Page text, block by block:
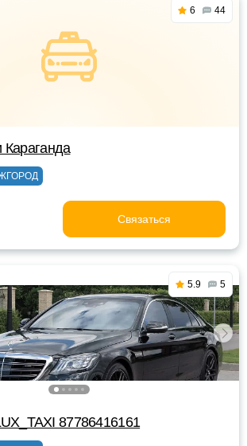
6 44
Караганда
Связаться
5.9 5
87786416161